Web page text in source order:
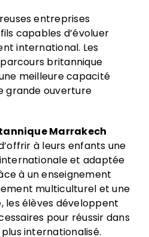
entreprises
capables d’évoluer
international. Les
britannique
meilleure capacité
grande ouverture
Marrakech
à leurs enfants une
et adaptée
à un enseignement
multiculturel et une
les élèves développent
pour réussir dans
internationalisé.